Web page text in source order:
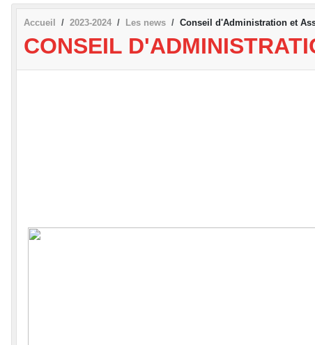
Accueil 2023-2024 Les news Conseil d'Administration et
CONSEIL